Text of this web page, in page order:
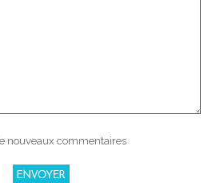
nouveaux commentaires